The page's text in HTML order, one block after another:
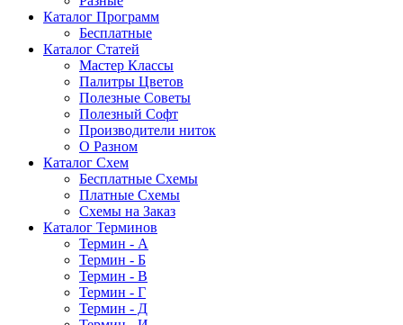
Каталог Программ
Бесплатные
Каталог Статей
Мастер Классы
Палитры Цветов
Полезные Советы
Полезный Софт
Производители ниток
О Разном
Каталог Схем
Бесплатные Схемы
Платные Схемы
Схемы на Заказ
Каталог Терминов
Термин - А
Термин - Б
Термин - В
Термин - Г
Термин - Д